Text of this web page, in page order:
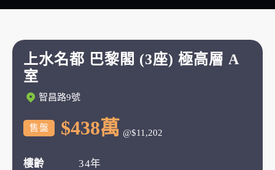
上水名都 巴黎閣 (3座) 極高層 A
室
智昌路9號
售盤 $438萬 @$11,202
樓齡
34年